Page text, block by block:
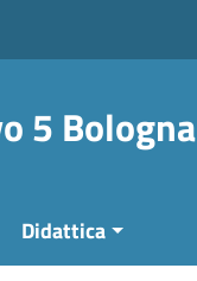
5 Bologna
Didattica